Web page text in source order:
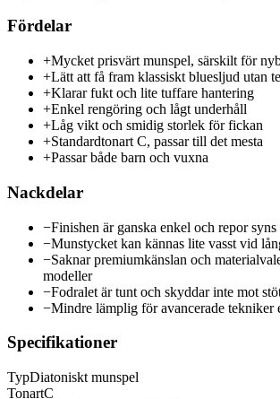
Fördelar
+Mycket prisvärt munspel, särskilt för
+Lätt att få fram klassiskt bluesljud utan
+Klarar fukt och lite tuffare hantering
+Enkel rengöring och lågt underhåll
+Låg vikt och smidig storlek för fickan
+Standardtonart C, passar till det mesta
+Passar både barn och vuxna
Nackdelar
−Finishen är ganska enkel och repor syns
−Munstycket kan kännas lite vasst vid
−Saknar premiumkänslan och
modeller
−Fodralet är tunt och skyddar inte mot
−Mindre lämplig för avancerade tekniker
Specifikationer
TypDiatoniskt munspel
TonartC